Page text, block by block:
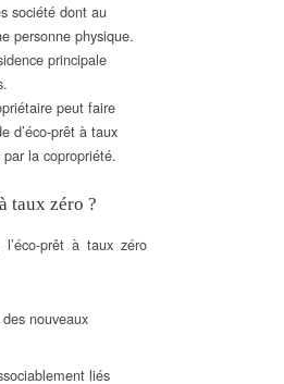
société dont au
personne physique.
principale
peut faire
d’éco-prêt à taux
la copropriété.
taux zéro ?
prêt à taux zéro
nouveaux
liés